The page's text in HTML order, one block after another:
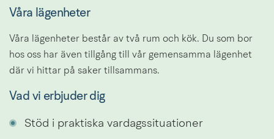
Våra lägenheter
Våra lägenheter består av två rum och kök. Du som bor
hos oss har även tillgång till vår gemensamma lägenhet
där vi hittar på saker tillsammans.
Vad vi erbjuder dig
Stöd i praktiska vardagssituationer